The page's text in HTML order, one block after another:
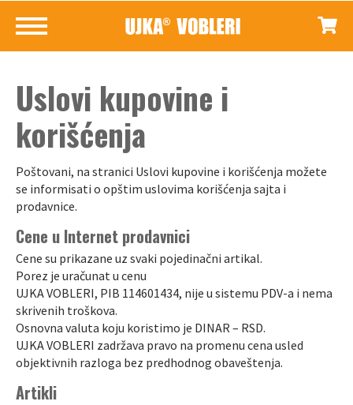
Uslovi kupovine i
korišćenja
Poštovani, na stranici Uslovi kupovine i korišćenja možete
se informisati o opštim uslovima korišćenja sajta i
prodavnice.
Cene u Internet prodavnici
Cene su prikazane uz svaki pojedinačni artikal.
Porez je uračunat u cenu
UJKA VOBLERI, PIB 114601434, nije u sistemu PDV-a i nema
skrivenih troškova.
Osnovna valuta koju koristimo je DINAR – RSD.
UJKA VOBLERI zadržava pravo na promenu cena usled
objektivnih razloga bez predhodnog obaveštenja.
Artikli